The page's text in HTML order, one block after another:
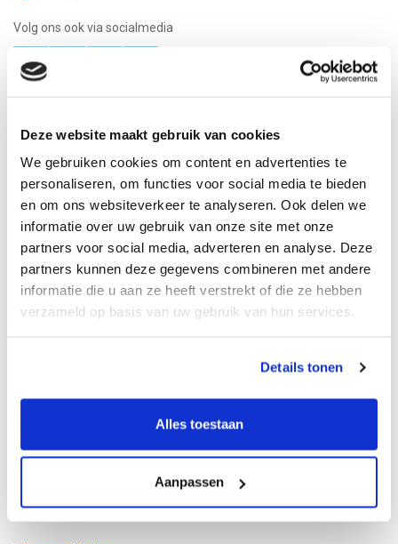
Deze website maakt gebruik van cookies
We gebruiken cookies om content en advertenties te
personaliseren, om functies voor social media te bieden
en om ons websiteverkeer te analyseren. Ook delen we
informatie over uw gebruik van onze site met onze
partners voor social media, adverteren en analyse. Deze
partners kunnen deze gegevens combineren met andere
informatie die u aan ze heeft verstrekt of die ze hebben
verzameld op basis van uw gebruik van hun services.
Details tonen
Alles toestaan
Aanpassen
Volg ons ook via socialmedia
Projecten
Kennisbank
Nieuws
Informatie
BTW nr.: NL8540.85.130.B01
Rabobank: NL08 RABO 0184173132
Copyright 2024 Mijn Waterfabriek B.V. Alle rechten
voorbehouden